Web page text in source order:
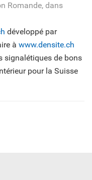
Romande, dans
développé par
à www.densite.ch
signalétiques de bons
pour la Suisse